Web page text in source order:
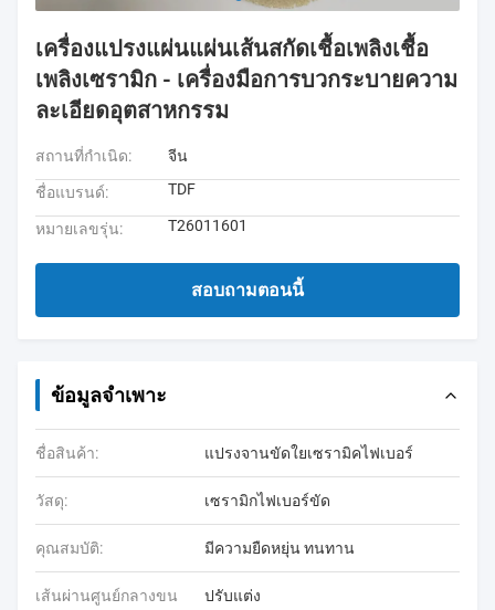
เครื่องแปรงแผ่นแผ่นเส้นสกัดเชื้อเพลิงเชื้อ
เพลิงเซรามิก - เครื่องมือการบวกระบายความ
ละเอียดอุตสาหกรรม
สถานที่กำเนิด: จีน
ชื่อแบรนด์: TDF
หมายเลขรุ่น: T26011601
สอบถามตอนนี้
ข้อมูลจำเพาะ
ชื่อสินค้า: แปรงจานขัดใยเซรามิคไฟเบอร์
วัสดุ: เซรามิกไฟเบอร์ขัด
คุณสมบัติ: มีความยืดหยุ่น ทนทาน
เส้นผ่านศูนย์กลางขน
ปรับแต่ง